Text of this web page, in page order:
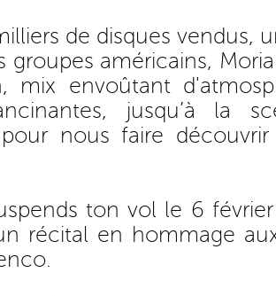
de disques vendus,
groupes américains,
mix envoûtant
jusqu’à la
nous faire
ton vol le 6
récital en hommage